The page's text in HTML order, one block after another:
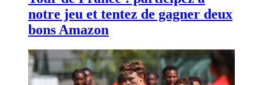
notre jeu et tentez de gagner deux
bons Amazon